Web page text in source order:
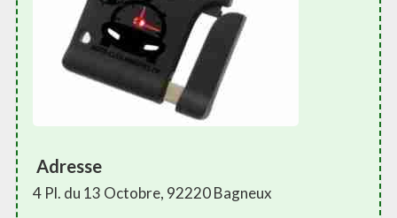
Adresse
4 Pl. du 13 Octobre, 92220 Bagneux